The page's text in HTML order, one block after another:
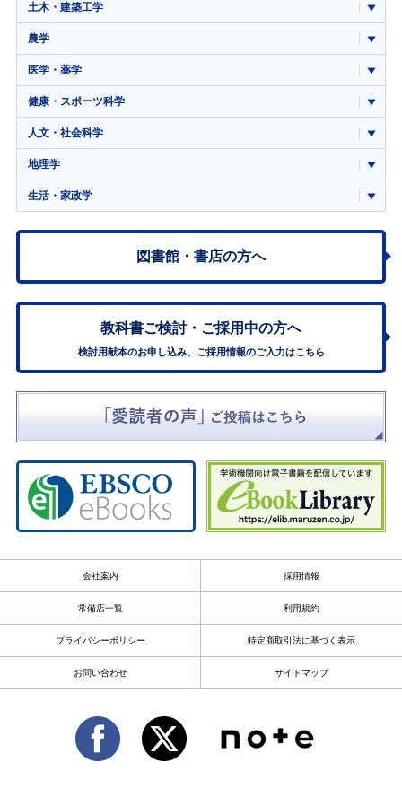
土木・建築工学
農学
医学・薬学
健康・スポーツ科学
人文・社会科学
地理学
生活・家政学
図書館・書店の方へ
教科書ご検討・ ご採用中の方へ
検討用献本のお申し込み、ご採用情報のご入力はこちら
会社案内 採用情報
常備店一覧 利用規約
プライバシーポリシー 特定商取引法に基づく表示
お問い合わせ サイトマップ